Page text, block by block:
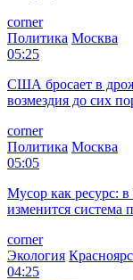
corner
Политика Москва
05:25
США бросает в
возмездия до сих
corner
Политика Москва
05:05
Мусор как ресурс: в
изменится система
corner
Экология
04:25